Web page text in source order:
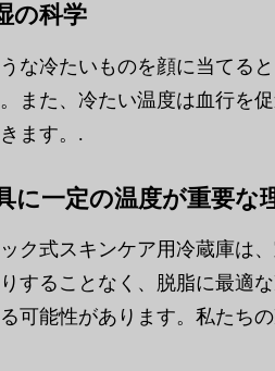
の科学
な冷たいものを顔に当てる
また、冷たい温度は血行を
ます。.
に一定の温度が重要な
ク式スキンケア用冷蔵庫は
することなく、脱脂に最適
可能性があります。私たち